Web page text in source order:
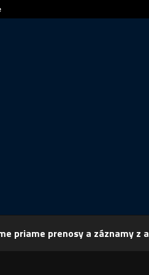
priame prenosy a záznamy z
dreva